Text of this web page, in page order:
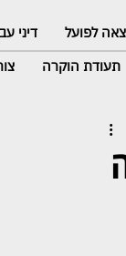
לפועל דיני
תעודת הוקרה